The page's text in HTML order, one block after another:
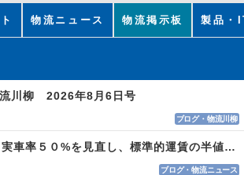
物流ニュース 物流掲示板 製品・
川柳 2026年8月6日号
ブログ・物流川柳
適正原価 実車率５０%を見直し、標準的運賃の半値の恐れも
ブログ・物流ニュース